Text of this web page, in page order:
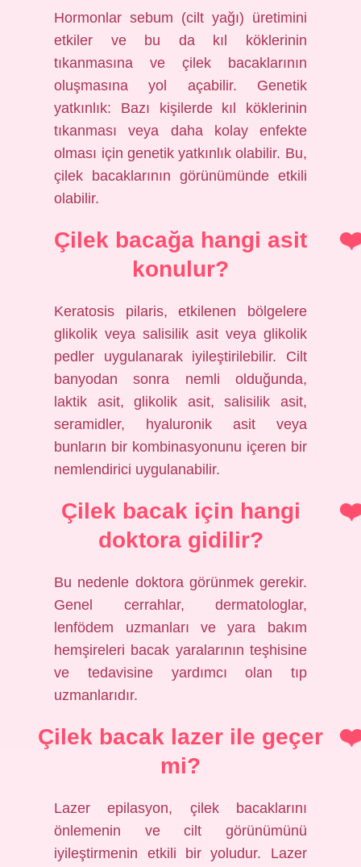
Hormonlar sebum (cilt yağı) üretimini
etkiler ve bu da kıl köklerinin
tıkanmasına ve çilek bacaklarının
oluşmasına yol açabilir. Genetik
yatkınlık: Bazı kişilerde kıl köklerinin
tıkanması veya daha kolay enfekte
olması için genetik yatkınlık olabilir. Bu,
çilek bacaklarının görünümünde etkili
olabilir.
Çilek bacağa hangi asit
konulur?
Keratosis pilaris, etkilenen bölgelere
glikolik veya salisilik asit veya glikolik
pedler uygulanarak iyileştirilebilir. Cilt
banyodan sonra nemli olduğunda,
laktik asit, glikolik asit, salisilik asit,
seramidler, hyaluronik asit veya
bunların bir kombinasyonunu içeren bir
nemlendirici uygulanabilir.
Çilek bacak için hangi
doktora gidilir?
Bu nedenle doktora görünmek gerekir.
Genel cerrahlar, dermatologlar,
lenfödem uzmanları ve yara bakım
hemşireleri bacak yaralarının teşhisine
ve tedavisine yardımcı olan tıp
uzmanlarıdır.
Çilek bacak lazer ile geçer
mi?
Lazer epilasyon, çilek bacaklarını
önlemenin ve cilt görünümünü
iyileştirmenin etkili bir yoludur. Lazer